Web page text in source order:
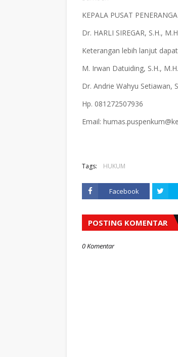
KEPALA PUSAT
Dr. HARLI SIREGAR, S.H.,
Keterangan lebih lanjut
M. Irwan Datuiding, S.H.,
Dr. Andrie Wahyu Setiawan,
Hp. 081272507936
Email:
Tags: HUKUM
Facebook
POSTING KOMENTAR
0 Komentar